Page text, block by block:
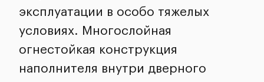
эксплуатации в особо тяжелых
условиях. Многослойная
огнестойкая конструкция
наполнителя внутри дверного